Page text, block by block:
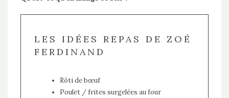
LES IDÉES REPAS DE ZOÉ
FERDINAND
Rôti de bœuf
Poulet / frites surgelées au four